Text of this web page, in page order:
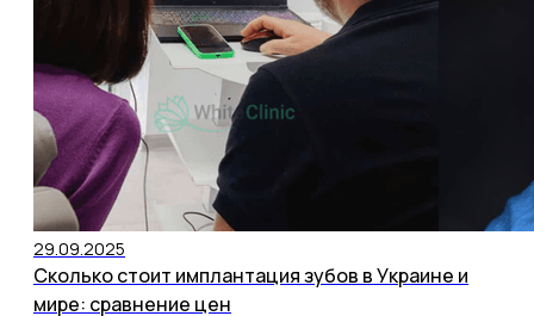
29.09.2025
Сколько стоит имплантация зубов в Украине и
мире: сравнение цен